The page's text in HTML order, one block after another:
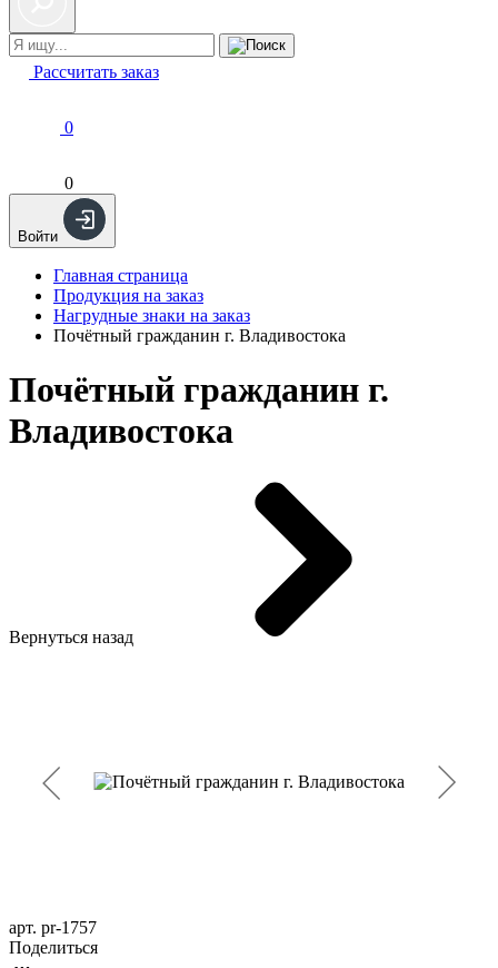
Рассчитать заказ
0
0
Войти
Главная страница
Продукция на заказ
Нагрудные знаки на заказ
Почётный гражданин г. Владивостока
Почётный гражданин г.
Владивостока
Вернуться назад
арт. pr-1757
Поделиться